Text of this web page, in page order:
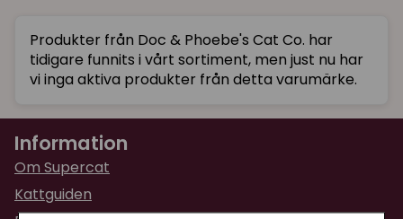
Produkter från Doc & Phoebe's Cat Co. har
tidigare funnits i vårt sortiment, men just nu har
vi inga aktiva produkter från detta varumärke.
Information
Om Supercat
Kattguiden